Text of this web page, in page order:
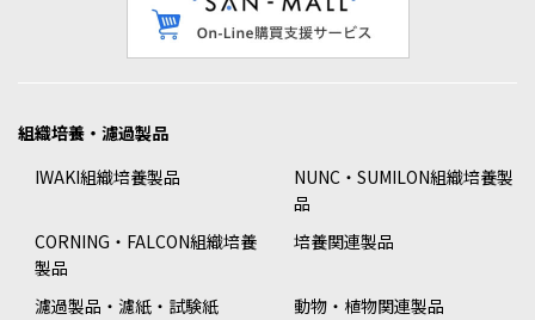
組織培養・濾過製品
IWAKI組織培養製品
NUNC・SUMILON組織培養製
品
CORNING・FALCON組織培養
製品
培養関連製品
濾過製品・濾紙・試験紙
動物・植物関連製品